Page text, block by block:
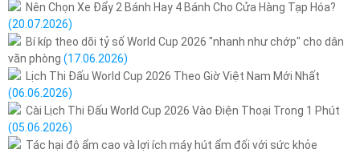
Nên Chọn Xe Đẩy 2 Bánh Hay 4 Bánh Cho Cửa Hàng Tạp Hóa?
(20.07.2026)
Bí kíp theo dõi tỷ số World Cup 2026 "nhanh như chớp" cho dân
văn phòng (17.06.2026)
Lịch Thi Đấu World Cup 2026 Theo Giờ Việt Nam Mới Nhất
(06.06.2026)
Cài Lịch Thi Đấu World Cup 2026 Vào Điện Thoại Trong 1 Phút
(05.06.2026)
Tác hại độ ẩm cao và lợi ích máy hút ẩm đối với sức khỏe